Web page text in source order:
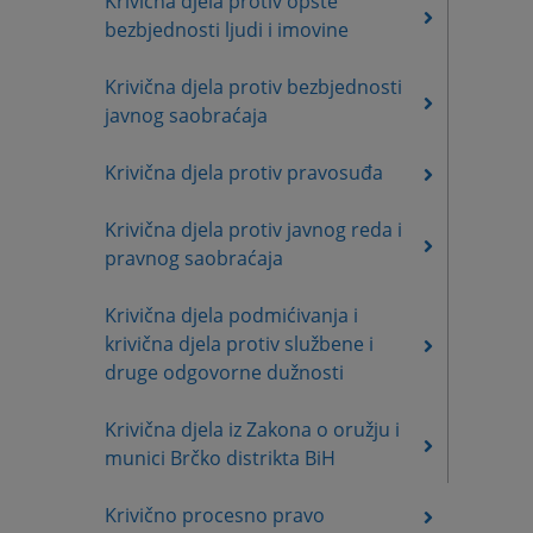
bezbjednosti ljudi i imovine
Krivična djela protiv bezbjednosti
javnog saobraćaja
Krivična djela protiv pravosuđa
Krivična djela protiv javnog reda i
pravnog saobraćaja
Krivična djela podmićivanja i
krivična djela protiv službene i
druge odgovorne dužnosti
Krivična djela iz Zakona o oružju i
munici Brčko distrikta BiH
Krivično procesno pravo